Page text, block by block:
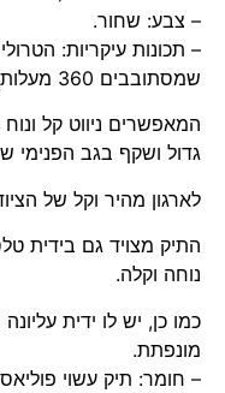
– צבע: שחור.
– תכונות עיקריות:
שמסתובבים 360 מעלות,
המאפשרים ניווט קל
גדול ושקף בגב הפנימי
לארגון מהיר וקל של
התיק מצויד גם בידית
נוחה וקלה.
כמו כן, יש לו ידית
מונפתת.
– חומר: תיק עשוי